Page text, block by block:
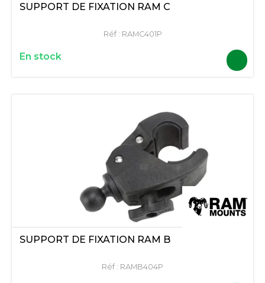
SUPPORT DE FIXATION RAM C
Réf : RAMC401P
En stock
SUPPORT DE FIXATION RAM B
Réf : RAMB404P